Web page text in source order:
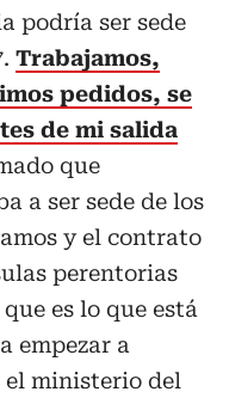
podría ser sede
Trabajamos,
pedidos, se
de mi salida
que
a ser sede de los
y el contrato
perentorias
es lo que está
empezar a
ministerio del